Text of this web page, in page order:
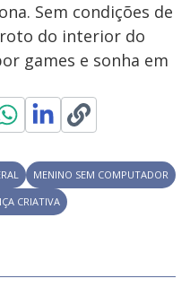
Sem condições de
do interior do
games e sonha em
MENINO SEM COMPUTADOR
CRIATIVA